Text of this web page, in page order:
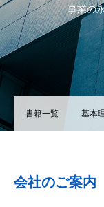
事業の
書籍一覧 基本
会社のご案内